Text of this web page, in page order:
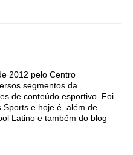
2012 pelo Centro
segmentos da
de conteúdo esportivo. Foi
e hoje é, além de
Latino e também do blog